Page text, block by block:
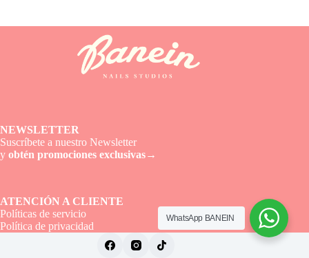
NEWSLETTER
Suscríbete a nuestro Newsletter
y obtén promociones exclusivas→
ATENCIÓN A CLIENTE
Políticas de servicio
Política de privacidad
WhatsApp BANEIN